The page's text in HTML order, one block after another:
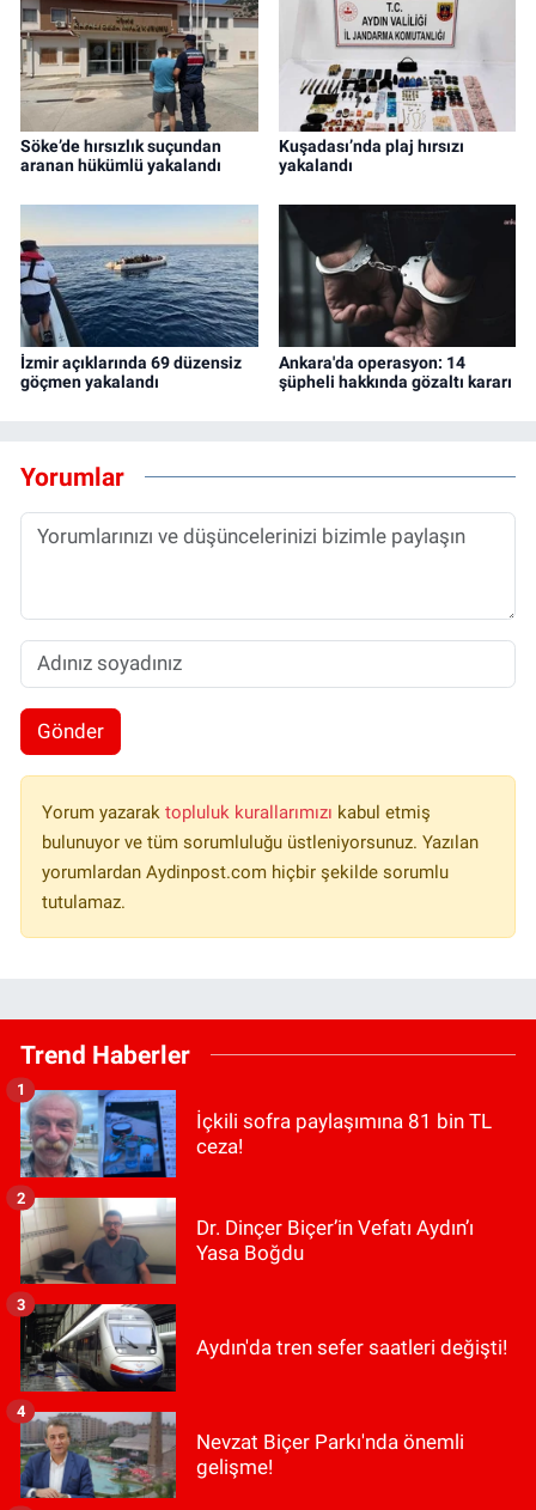
Söke’de hırsızlık suçundan
aranan hükümlü yakalandı
Kuşadası’nda plaj hırsızı
yakalandı
İzmir açıklarında 69 düzensiz
göçmen yakalandı
Ankara'da operasyon: 14
şüpheli hakkında gözaltı kararı
Yorumlar
Gönder
Yorum yazarak topluluk kurallarımızı kabul etmiş
bulunuyor ve tüm sorumluluğu üstleniyorsunuz. Yazılan
yorumlardan Aydinpost.com hiçbir şekilde sorumlu
tutulamaz.
Trend Haberler
İçkili sofra paylaşımına 81 bin TL
ceza!
1
Dr. Dinçer Biçer’in Vefatı Aydın’ı
Yasa Boğdu
2
Aydın'da tren sefer saatleri değişti!
3
Nevzat Biçer Parkı'nda önemli
gelişme!
4